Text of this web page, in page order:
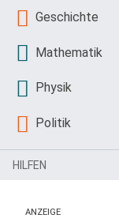
Geschichte
Mathematik
Physik
Politik
HILFEN
ANZEIGE